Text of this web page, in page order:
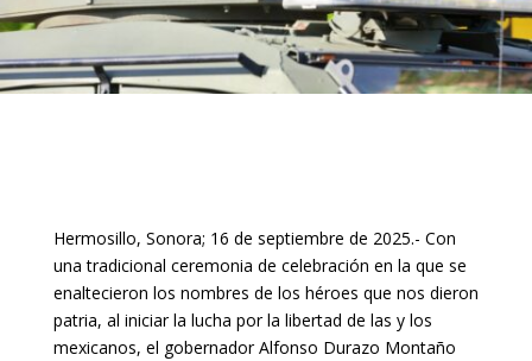
Hermosillo, Sonora; 16 de septiembre de 2025.- Con
una tradicional ceremonia de celebración en la que se
enaltecieron los nombres de los héroes que nos dieron
patria, al iniciar la lucha por la libertad de las y los
mexicanos, el gobernador Alfonso Durazo Montaño